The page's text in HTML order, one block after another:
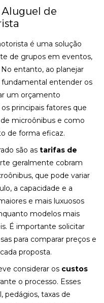
Aluguel de
é uma solução
de grupos em eventos,
entanto, ao planejar
fundamental entender os
um orçamento
principais fatores que
microônibus e como
de forma eficaz.
são astarifas de
geralmente cobram
que pode variar
a capacidade e a
e mais luxuosos
modelos mais
É importante solicitar
para comparar preços e
proposta.
considerar os custos
o processo. Esses
pedágios, taxas de